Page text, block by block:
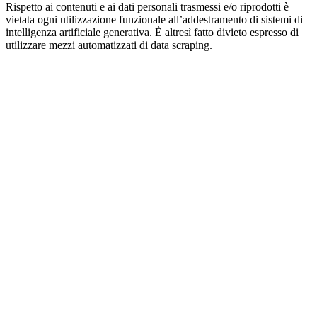
Rispetto ai contenuti e ai dati personali trasmessi e/o riprodotti è
vietata ogni utilizzazione funzionale all’addestramento di sistemi di
intelligenza artificiale generativa. È altresì fatto divieto espresso di
utilizzare mezzi automatizzati di data scraping.